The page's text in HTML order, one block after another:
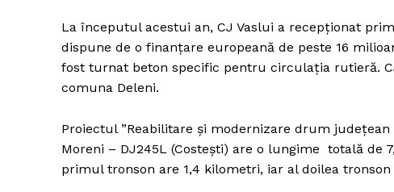
La începutul acestui an, CJ Vaslui a recepționat
dispune de o finanțare europeană de peste 16
fost turnat beton specific pentru circulația rutieră.
comuna Deleni.
Proiectul ”Reabilitare şi modernizare drum
Moreni – DJ245L (Costeşti) are o lungime totală de
primul tronson are 1,4 kilometri, iar al doilea